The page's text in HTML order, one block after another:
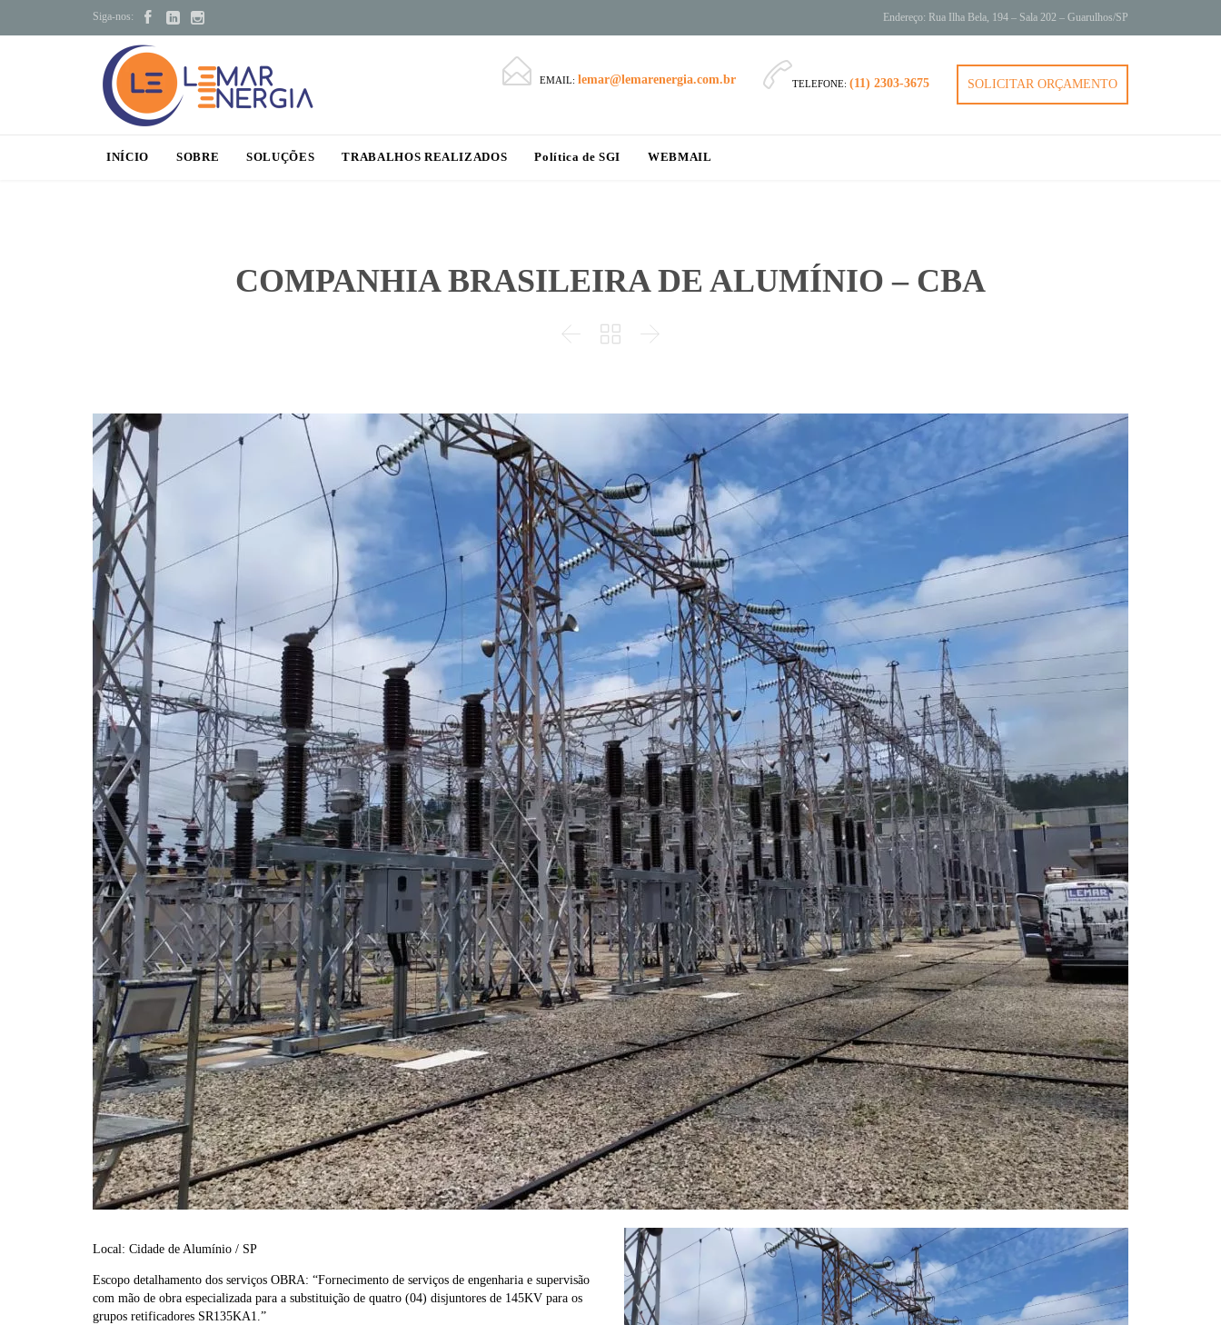
Siga-nos:    Endereço: Rua Ilha Bela, 194 – Sala 202 – Guarulhos/SP
 EMAIL: lemar@lemarenergia.com.br TELEFONE: (11) 2303-3675 SOLICITAR ORÇAMENTO
to
INÍCIO SOBRE SOLUÇÕES TRABALHOS REALIZADOS Política de SGI WEBMAIL
COMPANHIA BRASILEIRA DE ALUMÍNIO – CBA
  
Local: Cidade de Alumínio / SP
Escopo detalhamento dos serviços OBRA: “Fornecimento de serviços de engenharia e supervisão
com mão de obra especializada para a substituição de quatro (04) disjuntores de 145KV para os
grupos retificadores SR135KA1.”